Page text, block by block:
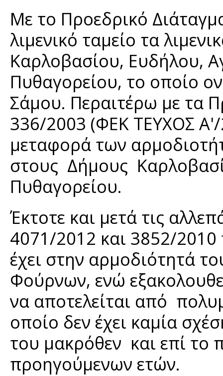
Με το Προεδρικό
λιμενικό ταμείο τα
Καρλοβασίου, Ευδήλου,
Πυθαγορείου, το οποίο
Σάμου. Περαιτέρω με τα
336/2003 (ΦΕΚ ΤΕΥΧΟΣ
μεταφορά των
στους Δήμους
Πυθαγορείου.
Έκτοτε και μετά τις
4071/2012 και 3852/2010
έχει στην αρμοδιότητά
Φούρνων, ενώ
να αποτελείται από
οποίο δεν έχει καμία
του μακρόθεν και επί το
προηγούμενων ετών.